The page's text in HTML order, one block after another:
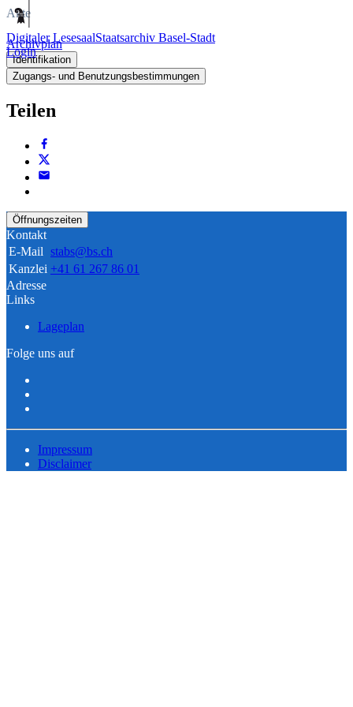
Digitaler LesesaalStaatsarchiv Basel-Stadt
Login
Akte
Archivplan
Identifikation
Zugangs- und Benutzungsbestimmungen
Teilen
Öffnungszeiten
Kontakt
E-Mail stabs@bs.ch
Kanzlei +41 61 267 86 01
Adresse
Links
Lageplan
Folge uns auf
Impressum
Disclaimer